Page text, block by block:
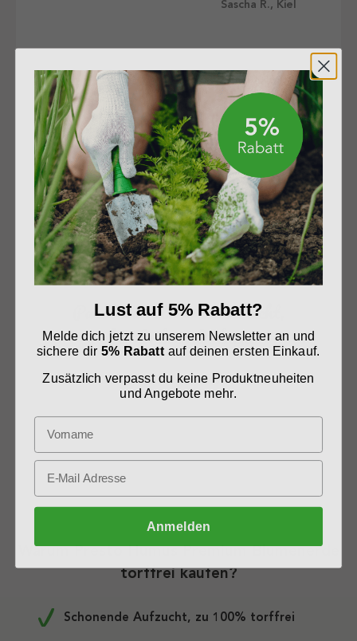
Sascha R., Kiel
Tip Top!
Sandra T., Koblenz
Paket war etwas zerknetscht,
aber Erde in Ordnung
Therese A., Siegburg
Warum Presto Humus Premium Blumenerde
torffrei kaufen?
Schonende Aufzucht, zu 100% torffrei
Lust auf 5% Rabatt?
Melde dich jetzt zu unserem Newsletter an und
sichere dir 5% Rabattauf deinen ersten Einkauf.
Zusätzlich verpasst du keine Produktneuheiten
und Angebote mehr.
Anmelden